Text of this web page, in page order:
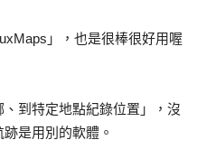
」，也是很棒很好用喔
到特定地點紀錄位置」，沒
是用別的軟體。